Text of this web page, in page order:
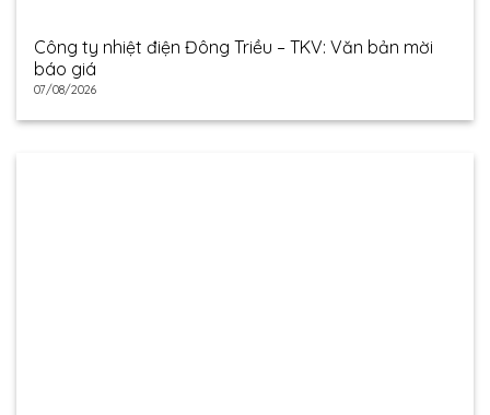
Công ty nhiệt điện Đông Triều – TKV: Văn bản mời
báo giá
07/08/2026